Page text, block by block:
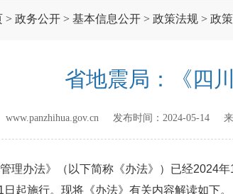
> 政务公开 > 基本信息公开 > 政策法规 > 政
省地震局：《四
www.panzhihua.gov.cn 发布时间： 2024-05-14 来
管理办法》（以下简称《办法》）已经2024
起施行。现将《办法》有关内容解读如下。